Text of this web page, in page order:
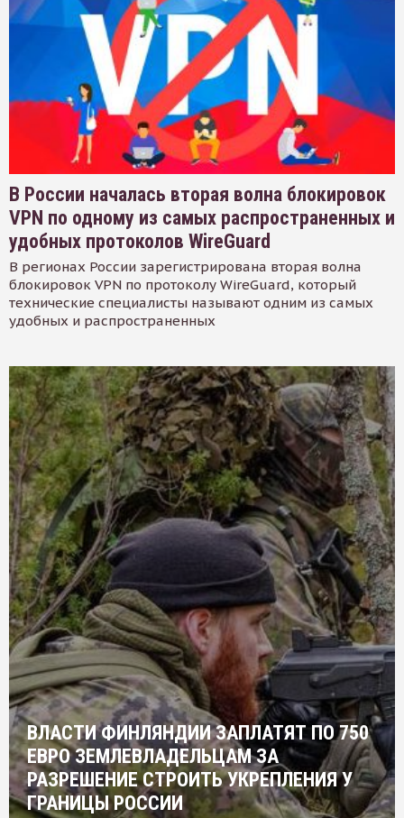
В России началась вторая волна блокировок
VPN по одному из самых распространенных и
удобных протоколов WireGuard
В регионах России зарегистрирована вторая волна
блокировок VPN по протоколу WireGuard, который
технические специалисты называют одним из самых
удобных и распространенных
ВЛАСТИ ФИНЛЯНДИИ ЗАПЛАТЯТ ПО 750
ЕВРО ЗЕМЛЕВЛАДЕЛЬЦАМ ЗА
РАЗРЕШЕНИЕ СТРОИТЬ УКРЕПЛЕНИЯ У
ГРАНИЦЫ РОССИИ